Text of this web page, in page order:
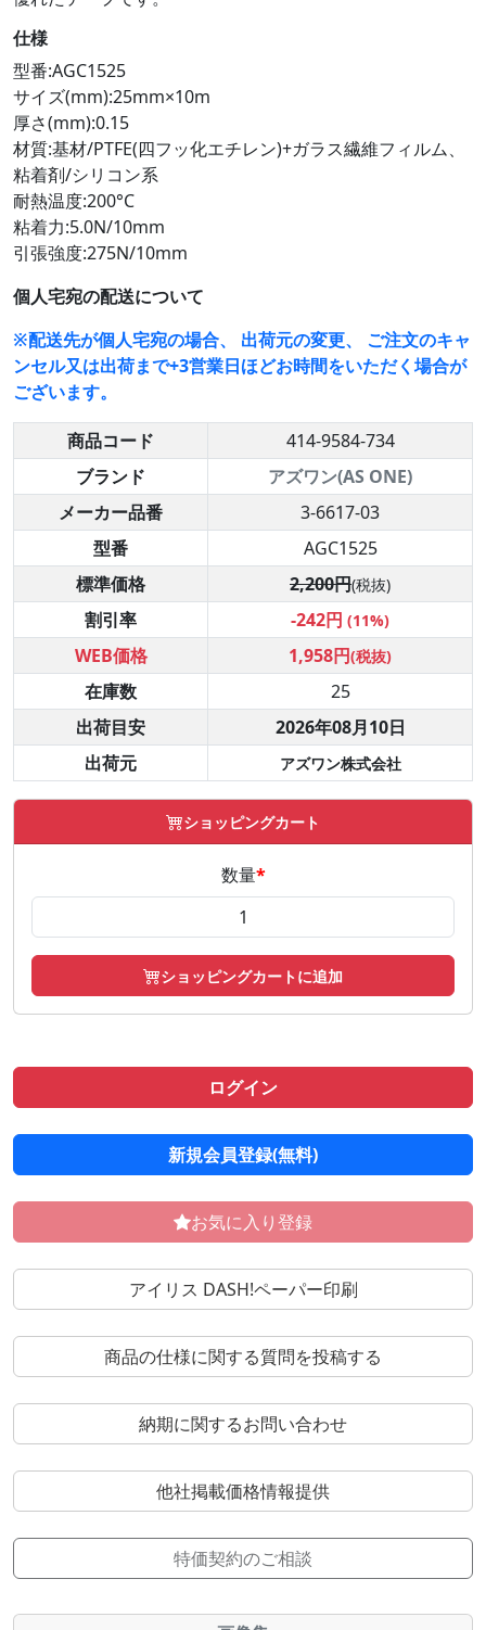
仕様
型番:AGC1525
サイズ(mm):25mm×10m
厚さ(mm):0.15
材質:基材/PTFE(四フッ化エチレン)+ガラス繊維フィルム、
粘着剤/シリコン系
耐熱温度:200°C
粘着力:5.0N/10mm
引張強度:275N/10mm
個人宅宛の配送について
※配送先が個人宅宛の場合、 出荷元の変更、 ご注文のキャ
ンセル又は出荷まで+3営業日ほどお時間をいただく場合が
ございます。
商品コード
414-9584-734
ブランド
アズワン(AS ONE)
メーカー品番
3-6617-03
型番
AGC1525
標準価格
2,200円(税抜)
割引率 -242円 (11%)
WEB価格 1,958円(税抜)
在庫数
25
出荷目安
2026年08月10日
出荷元
アズワン株式会社
ショッピングカート
数量*
ショッピングカートに追加
ログイン
新規会員登録(無料)
お気に入り登録
アイリス DASH!ペーパー印刷
商品の仕様に関する質問を投稿する
納期に関するお問い合わせ
他社掲載価格情報提供
特価契約のご相談